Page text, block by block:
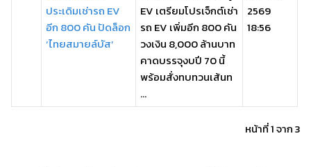
ประเดิมเช่ารถ EV
อีก 800 คัน ปัดล็อก
‘ไทยสมายล์บัส’
EV เตรียมโปรเจ็กต์เช่า
รถ EV เพิ่มอีก 800 คัน
วงเงิน 8,000 ล้านบาท
คาดบรรจุงบปี 70 นี้
พร้อมสั่งทบทวนเส้นท
...
2569
18:56
หน้าที่ 1 จาก 3